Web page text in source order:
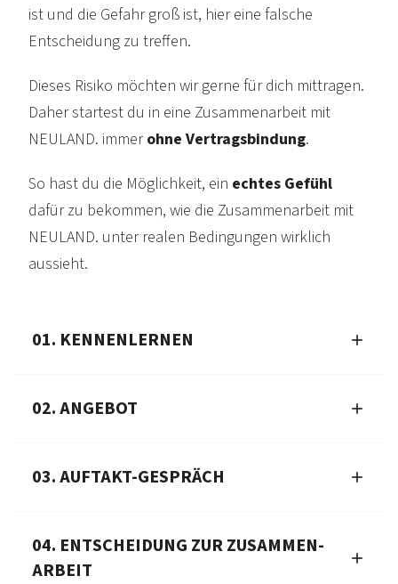
ist und die Gefahr groß ist, hier eine falsche
Entscheidung zu treffen.
Dieses Risiko möchten wir gerne für dich mittragen.
Daher startest du in eine Zusammen­arbeit mit
NEULAND. immerohne Vertrags­bindung.
So hast du die Möglichkeit, ein echtes Gefühl
dafür zu bekommen, wie die Zusammen­arbeit mit
NEULAND. unter realen Beding­ungen wirklich
aussieht.
01. KENNENLERNEN
02. ANGEBOT
03. AUFTAKT-GESPRÄCH
04. ENTSCHEIDUNG ZUR ZUSAMMEN­
ARBEIT